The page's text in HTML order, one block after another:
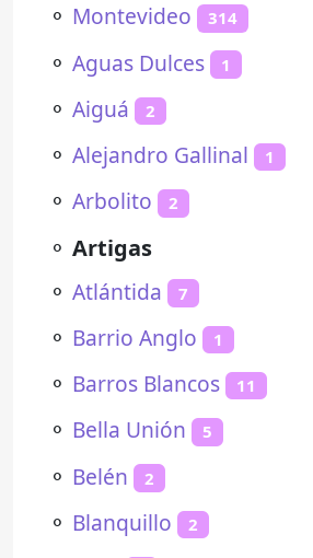
⚬ Montevideo 314
⚬ Aguas Dulces 1
⚬ Aiguá 2
⚬ Alejandro Gallinal 1
⚬ Arbolito 2
⚬ Artigas
⚬ Atlántida 7
⚬ Barrio Anglo 1
⚬ Barros Blancos 11
⚬ Bella Unión 5
⚬ Belén 2
⚬ Blanquillo 2